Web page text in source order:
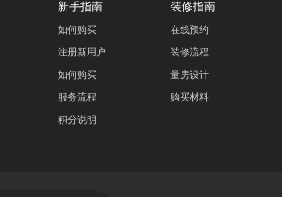
新手指南
如何购买
注册新用户
如何购买
服务流程
积分说明
装修指南
在线预约
装修流程
量房设计
购买材料